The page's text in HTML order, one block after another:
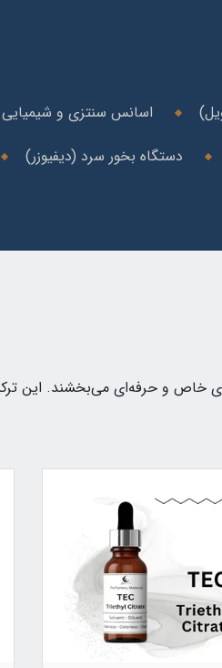
اسانس سنتزی و
دستگاه بخور سرد (دیفیوزر)
خاص و حرفه‌ای می‌بخشند. این